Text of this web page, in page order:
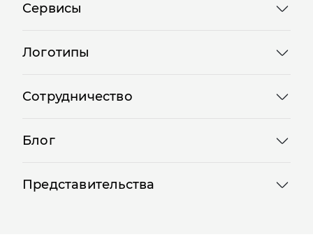
Сервисы
Логотипы
Сотрудничество
Блог
Представительства